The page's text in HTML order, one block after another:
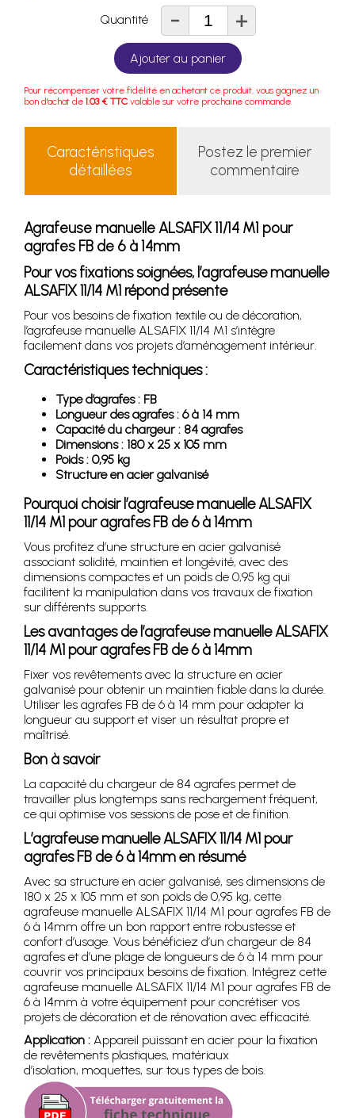
Quantité - +
Ajouter au panier
Pour récompenser votre fidélité en achetant ce produit, vous gagnez un
bon d'achat de 1.03 € TTC valable sur votre prochaine commande.
Caractéristiques
détaillées
Postez le premier
commentaire
Agrafeuse manuelle ALSAFIX 11/14 M1 pour
agrafes FB de 6 à 14mm
Pour vos fixations soignées, l’agrafeuse manuelle
ALSAFIX 11/14 M1 répond présente
Pour vos besoins de fixation textile ou de décoration,
l’agrafeuse manuelle ALSAFIX 11/14 M1 s’intègre
facilement dans vos projets d’aménagement intérieur.
Caractéristiques techniques :
Type d’agrafes : FB
Longueur des agrafes : 6 à 14 mm
Capacité du chargeur : 84 agrafes
Dimensions : 180 x 25 x 105 mm
Poids : 0,95 kg
Structure en acier galvanisé
Pourquoi choisir l’agrafeuse manuelle ALSAFIX
11/14 M1 pour agrafes FB de 6 à 14mm
Vous profitez d’une structure en acier galvanisé
associant solidité, maintien et longévité, avec des
dimensions compactes et un poids de 0,95 kg qui
facilitent la manipulation dans vos travaux de fixation
sur différents supports.
Les avantages de l’agrafeuse manuelle ALSAFIX
11/14 M1 pour agrafes FB de 6 à 14mm
Fixer vos revêtements avec la structure en acier
galvanisé pour obtenir un maintien fiable dans la durée.
Utiliser les agrafes FB de 6 à 14 mm pour adapter la
longueur au support et viser un résultat propre et
maîtrisé.
Bon à savoir
La capacité du chargeur de 84 agrafes permet de
travailler plus longtemps sans rechargement fréquent,
ce qui optimise vos sessions de pose et de finition.
L’agrafeuse manuelle ALSAFIX 11/14 M1 pour
agrafes FB de 6 à 14mm en résumé
Avec sa structure en acier galvanisé, ses dimensions de
180 x 25 x 105 mm et son poids de 0,95 kg, cette
agrafeuse manuelle ALSAFIX 11/14 M1 pour agrafes FB de
6 à 14mm offre un bon rapport entre robustesse et
confort d’usage. Vous bénéficiez d’un chargeur de 84
agrafes et d’une plage de longueurs de 6 à 14 mm pour
couvrir vos principaux besoins de fixation. Intégrez cette
agrafeuse manuelle ALSAFIX 11/14 M1 pour agrafes FB de
6 à 14mm à votre équipement pour concrétiser vos
projets de décoration et de rénovation avec efficacité.
Application : Appareil puissant en acier pour la fixation
de revêtements plastiques, matériaux
d’isolation, moquettes, sur tous types de bois.